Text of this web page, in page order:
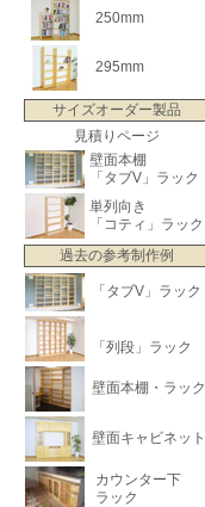
250mm
295mm
サイズオーダー製品
見積りページ
壁面本棚
「タブV」ラック
単列向き
「コティ」ラック
過去の参考制作例
「タブV」ラック
「列段」ラック
壁面本棚・ラック
壁面キャビネット
カウンター下
ラック